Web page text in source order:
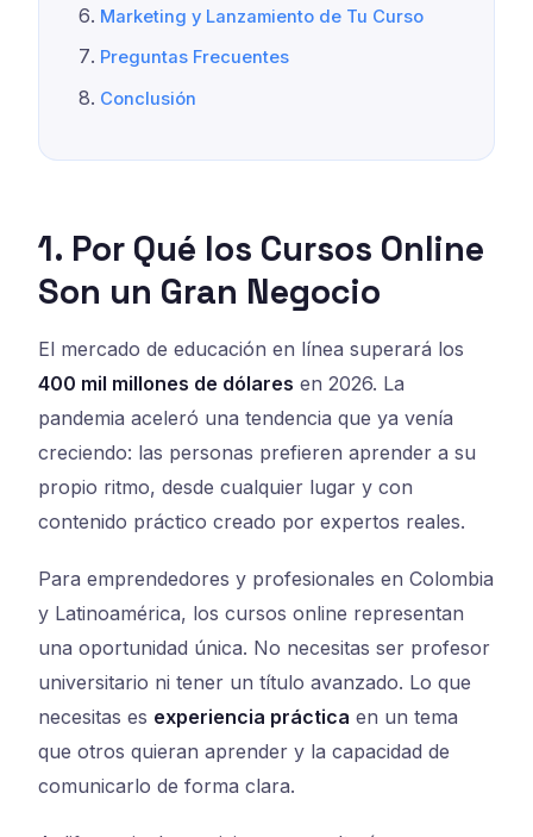
Marketing y Lanzamiento de Tu Curso
Preguntas Frecuentes
Conclusión
1. Por Qué los Cursos Online
Son un Gran Negocio
El mercado de educación en línea superará los
400 mil millones de dólares en 2026. La
pandemia aceleró una tendencia que ya venía
creciendo: las personas prefieren aprender a su
propio ritmo, desde cualquier lugar y con
contenido práctico creado por expertos reales.
Para emprendedores y profesionales en Colombia
y Latinoamérica, los cursos online representan
una oportunidad única. No necesitas ser profesor
universitario ni tener un título avanzado. Lo que
necesitas es experiencia práctica en un tema
que otros quieran aprender y la capacidad de
comunicarlo de forma clara.